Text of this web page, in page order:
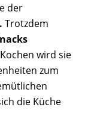
der
Trotzdem
wird sie
zum
die Küche